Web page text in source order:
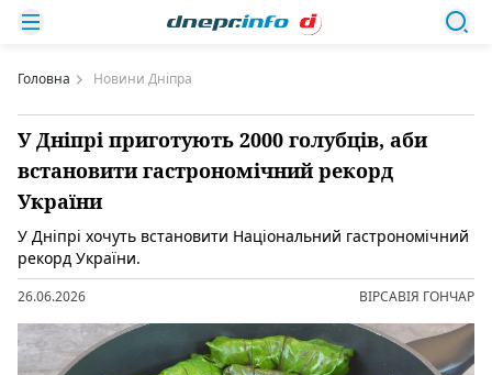
Головна Новини Дніпра
У Дніпрі приготують 2000 голубців, аби
встановити гастрономічний рекорд
України
У Дніпрі хочуть встановити Національний гастрономічний
рекорд України.
26.06.2026 ВІРСАВІЯ ГОНЧАР